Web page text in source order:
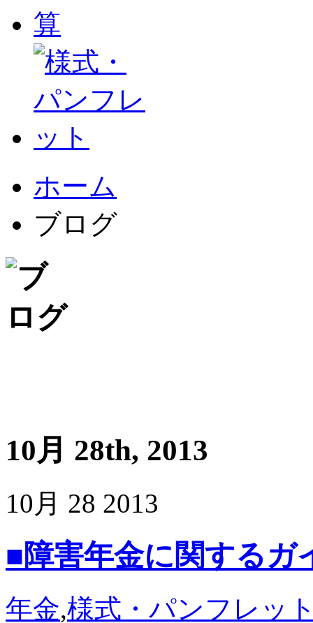
ホーム
ブログ
10月 28th, 2013
10月 28 2013
■障害年金に関するガ
年金,様式・パンフレッ